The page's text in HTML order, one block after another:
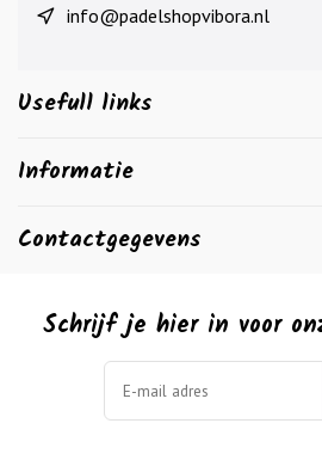
info@padelshopvibora.nl
Usefull links
Informatie
Contactgegevens
Schrijf je hier in voor